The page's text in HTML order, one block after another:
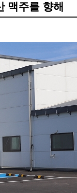
맥주를 향해